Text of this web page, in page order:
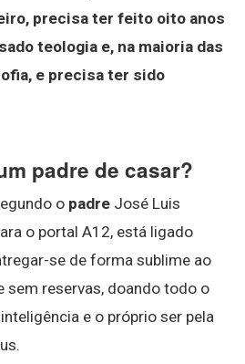
precisa ter feito oito anos
teologia e, na maioria das
e precisa ter sido
padre de casar?
o padre José Luis
o portal A12, está ligado
se de forma sublime ao
sem reservas, doando todo o
e o próprio ser pela